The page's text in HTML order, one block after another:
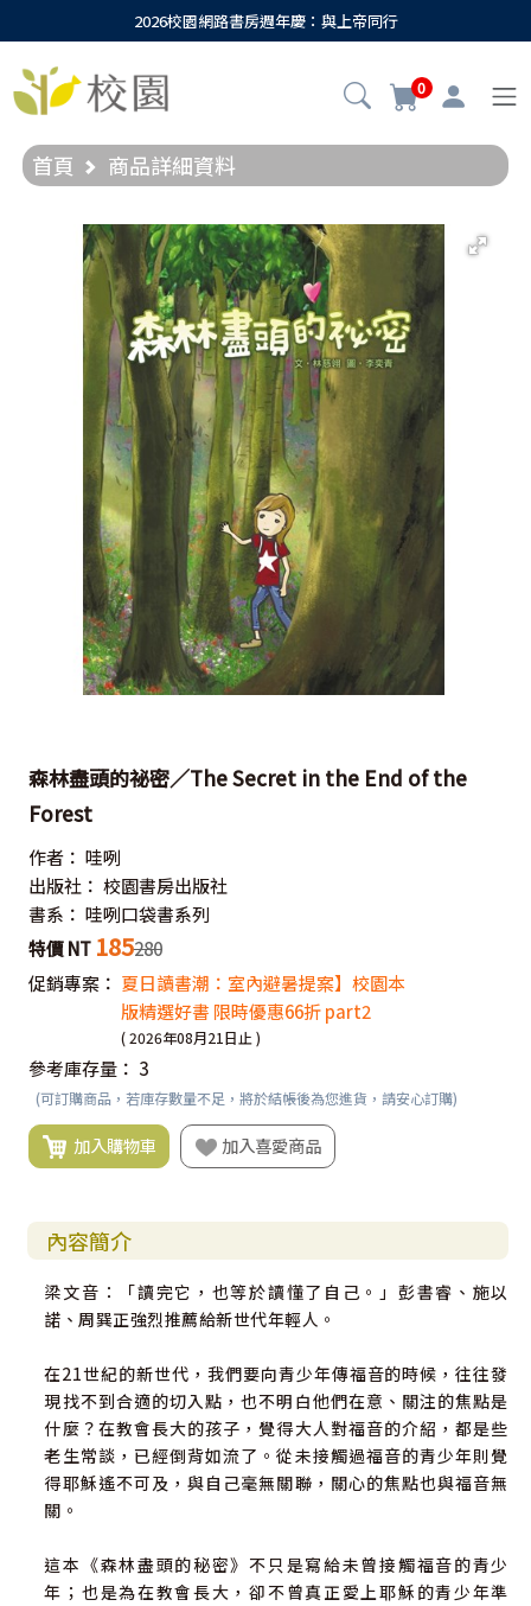
2026校園網路書房週年慶：與上帝同行
0
首頁 商品詳細資料
森林盡頭的祕密／The Secret in the End of the
Forest
作者： 哇咧
出版社： 校園書房出版社
書系： 哇咧口袋書系列
特價 NT 185280
促銷專案： 夏日讀書潮：室內避暑提案】校園本
版精選好書 限時優惠66折 part2
( 2026年08月21日止 )
參考庫存量： 3
(可訂購商品，若庫存數量不足，將於結帳後為您進貨，請安心訂購)
加入購物車 加入喜愛商品
內容簡介
梁文音：「讀完它，也等於讀懂了自己。」彭書睿、施以
諾、周巽正強烈推薦給新世代年輕人。
在21世紀的新世代，我們要向青少年傳福音的時候，往往發
現找不到合適的切入點，也不明白他們在意、關注的焦點是
什麼？在教會長大的孩子，覺得大人對福音的介紹，都是些
老生常談，已經倒背如流了。從未接觸過福音的青少年則覺
得耶穌遙不可及，與自己毫無關聯，關心的焦點也與福音無
關。
這本《森林盡頭的秘密》不只是寫給未曾接觸福音的青少
年；也是為在教會長大，卻不曾真正愛上耶穌的青少年準